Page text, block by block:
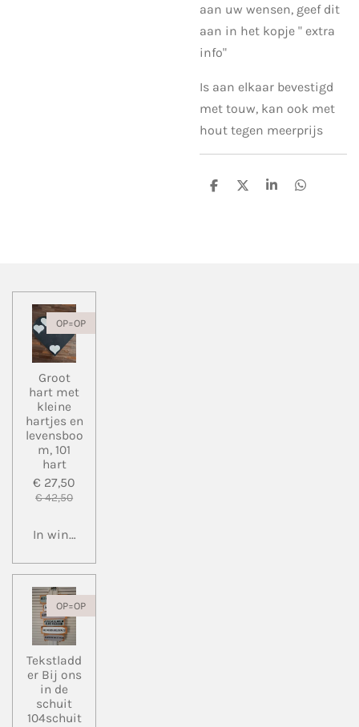
aan uw wensen, geef dit
aan in het kopje " extra
info"
Is aan elkaar bevestigd
met touw, kan ook met
hout tegen meerprijs
D
D
S
D
OP=OP
Groot
hart met
kleine
hartjes en
levensboo
m, 101
hart
€ 27,50
€ 42,50
In winkelwagen
OP=OP
Tekstladd
er Bij ons
in de
schuit
104schuit